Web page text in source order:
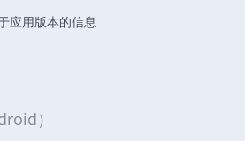
应用版本的信息
）